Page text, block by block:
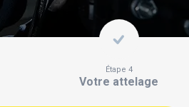
Étape 4
Votre attelage